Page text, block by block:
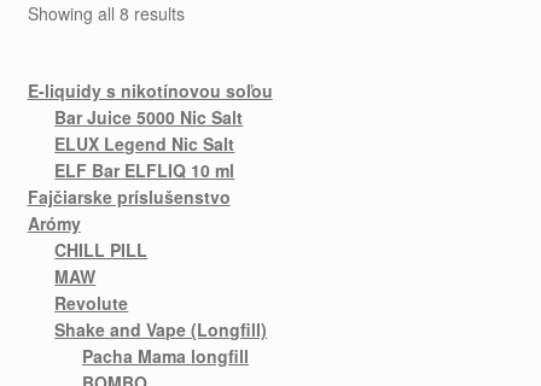
Showing all 8 results
E-liquidy s nikotínovou soľou
Bar Juice 5000 Nic Salt
ELUX Legend Nic Salt
ELF Bar ELFLIQ 10 ml
Fajčiarske príslušenstvo
Arómy
CHILL PILL
MAW
Revolute
Shake and Vape (Longfill)
Pacha Mama longfill